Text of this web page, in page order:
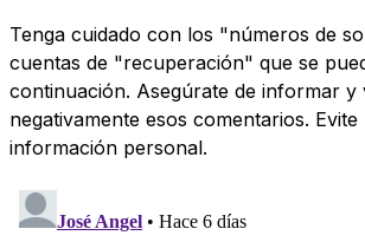
Tenga cuidado con los "números de
cuentas de "recuperación" que se
continuación. Asegúrate de informar y
negativamente esos comentarios.
información personal.